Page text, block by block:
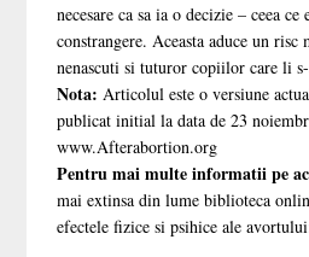
necesare ca sa ia o decizie – ceea ce
constrangere. Aceasta aduce un
nenascuti si tuturor copiilor care li
Nota: Articolul este o versiune
publicat initial la data de 23
www.Afterabortion.org
Pentru mai multe informatii pe
mai extinsa din lume biblioteca
efectele fizice si psihice ale